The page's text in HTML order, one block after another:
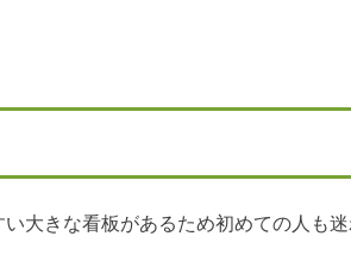
大きな看板があるため初めての人も